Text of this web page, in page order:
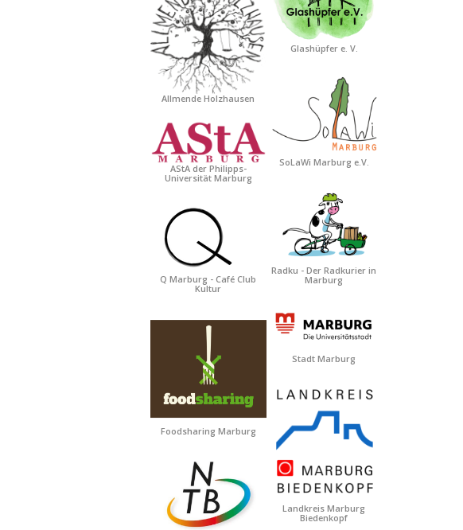
Allmende Holzhausen
AStA der Philipps-
Universität Marburg
Q Marburg - Café Club
Kultur
Foodsharing Marburg
Glashüpfer e. V.
SoLaWi Marburg e.V.
Radku - Der Radkurier in
Marburg
Stadt Marburg
Landkreis Marburg
Biedenkopf